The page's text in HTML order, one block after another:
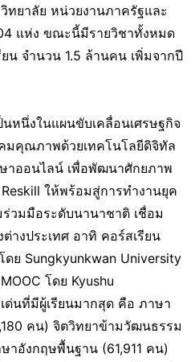
ทยาลัย หน่วยงานภาครัฐและ
แห่ง ขณะนี้มีรายวิชาทั้งหมด
น จำนวน 1.5 ล้านคน เพิ่มจากปี
หนึ่งในแผนขับเคลื่อนเศรษฐกิจ
มคุณภาพด้วยเทคโนโลยีดิจิทัล
าออนไลน์ เพื่อพัฒนาศักยภาพ
ให้พร้อมสู่การทำงานยุค
วมมือระดับนานาชาติ เชื่อม
างประเทศ อาทิ คอร์สเรียน
ดย Sungkyunkwan University
โดย Kyushu
ด่นที่มีผู้เรียนมากสุด คือ ภาษา
คน) จิตวิทยาข้ามวัฒนธรรม
าอังกฤษพื้นฐาน (61,911 คน)